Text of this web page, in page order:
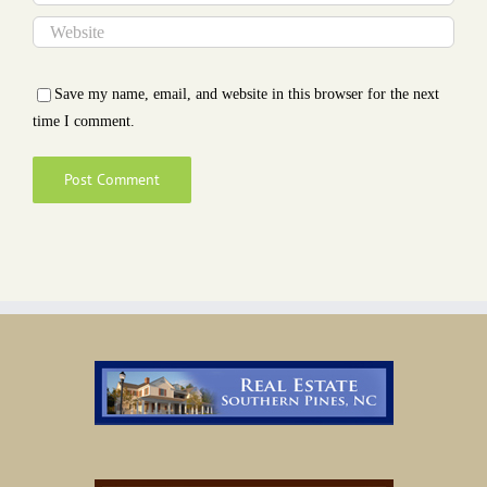
Save my name, email, and website in this browser for the next
time I comment.